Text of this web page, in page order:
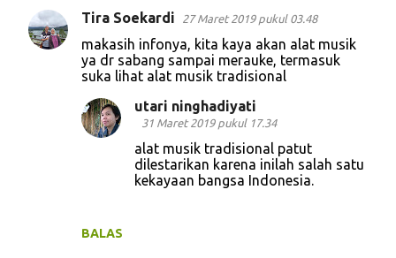
Tira Soekardi 27 Maret 2019 pukul 03.48
makasih infonya, kita kaya akan alat musik
ya dr sabang sampai merauke, termasuk
suka lihat alat musik tradisional
BALAS
utari ninghadiyati
31 Maret 2019 pukul 17.34
alat musik tradisional patut
dilestarikan karena inilah salah satu
kekayaan bangsa Indonesia.